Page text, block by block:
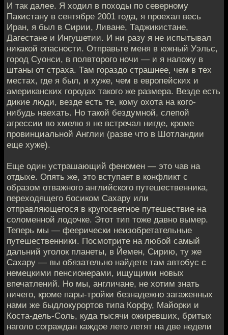
И так далее. Я ходил в походы по северному
Пакистану в сентябре 2001 года, я проехал весь
Иран, я был в Сирии, Ливане, Таджикистане,
Дагестане и Ингушетии. И ни разу я не испытывал
никакой опасности. Отправьте меня в южный Уэльс,
город Суонси, в полвторого ночи — и я наложу в
штаны от страха. Там гораздо страшнее, чем в тех
местах, где я был, и хуже, чем в европейских и
американских городах такого же размера. Везде есть
дикие люди, везде есть те, кому охота на кого-
нибудь наехать. Но такой бездумной, слепой
агрессии во хмелю я не встречал нигде, кроме
провинциальной Англии (разве что в Шотландии
еще хуже).
Еще один устрашающий феномен — это чав на
отдыхе. Опять же, это вступает в конфликт с
образом отважного английского путешественника,
переходящего босиком Сахару или
отправляющегося в кругосветное путешествие на
соломенной лодочке. Этот тип тоже давно вымер.
Теперь мы — феерически неизобретательные
путешественники. Посмотрите на любой самый
дальний уголок планеты, в Йемен, Сирию, ту же
Сахару — вы обязательно найдете там автобус с
немецкими пенсионерами, ищущими новых
впечатлений. Но мы, англичане, не хотим знать
ничего, кроме пары-тройки безнадежно загаженных
нами же быдлокурортов типа Корфу, Майорки и
Коста-дель-Соль, куда тысячи ожиревших, бритых
наголо сограждан каждое лето летят на две недели